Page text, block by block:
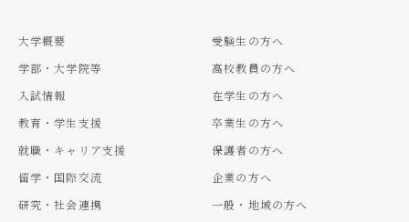
大学概要
学部・大学院等
入試情報
教育・学生支援
就職・キャリア支援
留学・国際交流
研究・社会連携
受験生の方へ
高校教員の方へ
在学生の方へ
卒業生の方へ
保護者の方へ
企業の方へ
一般・地域の方へ